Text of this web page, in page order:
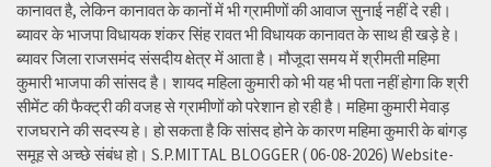
कानावत है, लेकिन कानावत के कानों में भी ग्रामीणों की आवाज सुनाई नहीं दे रही।
ब्यावर के भाजपा विधायक शंकर सिंह रावत भी विधायक कानावत के साथ ही खड़े हे।
ब्यावर जिला राजसमंद संसदीय क्षेत्र में आता है। मौजूदा समय में श्रीमती महिमा
कुमारी भाजपा की सांसद है। शायद महिला कुमारी को भी यह भी पता नहीं होगा कि श्री
सीमेंट की फैक्ट्री की वजह से ग्रामीणों को परेशान हो रही है। महिमा कुमारी मेवाड़
राजघराने की सदस्य हे। हो सकता है कि सांसद होने के कारण महिमा कुमारी के बांगड़
समूह से अच्छे संबंध हो। S.P.MITTAL BLOGGER ( 06-08-2026) Website-